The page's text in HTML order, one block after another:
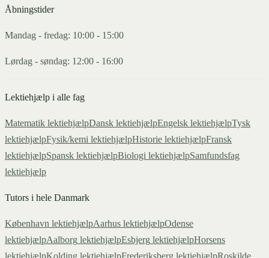
Åbningstider
Mandag - fredag: 10:00 - 15:00
Lørdag - søndag: 12:00 - 16:00
Lektiehjælp i alle fag
Matematik lektiehjælpDansk lektiehjælpEngelsk lektiehjælpTysk
lektiehjælpFysik/kemi lektiehjælpHistorie lektiehjælpFransk
lektiehjælpSpansk lektiehjælpBiologi lektiehjælpSamfundsfag
lektiehjælp
Tutors i hele Danmark
København lektiehjælpAarhus lektiehjælpOdense
lektiehjælpAalborg lektiehjælpEsbjerg lektiehjælpHorsens